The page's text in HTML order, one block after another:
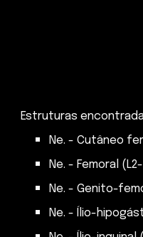
Estruturas
Ne. - Cutâneo
Ne. - Femoral
Ne. - Genito-
Ne. - Ílio-